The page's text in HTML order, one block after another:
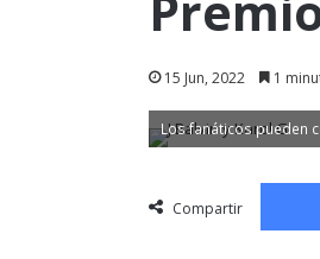
15 Jun, 2022 1
Los fanáticos pueden
Compartir